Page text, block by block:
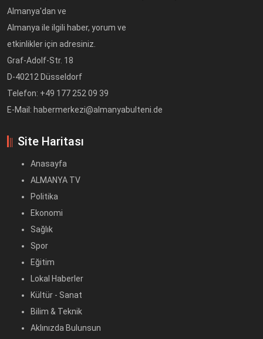
Almanya'dan ve
Almanya ile ilgili haber, yorum ve
etkinlikler için adresiniz.
Graf-Adolf-Str. 18
D-40212 Düsseldorf
Telefon: +49 177 252 09 39
E-Mail: habermerkezi@almanyabulteni.de
Site Haritası
Anasayfa
ALMANYA TV
Politika
Ekonomi
Sağlık
Spor
Eğitim
Lokal Haberler
Kültür - Sanat
Bilim & Teknik
Aklınızda Bulunsun